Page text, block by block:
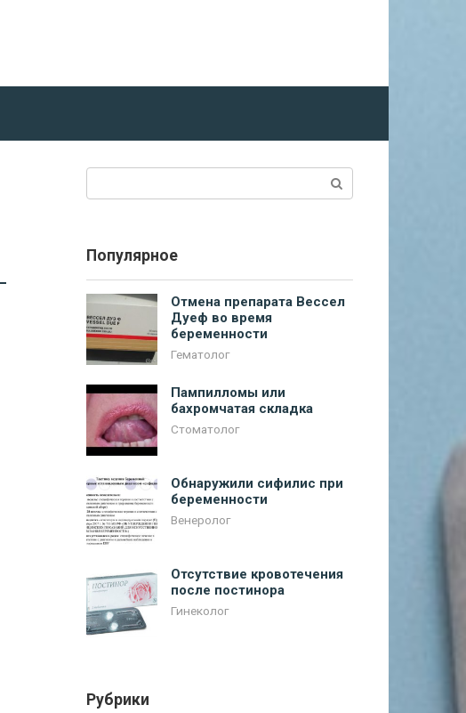
Популярное
Отмена препарата Вессел
Дуеф во время
беременности
Гематолог
Пампилломы или
бахромчатая складка
Стоматолог
Обнаружили сифилис при
беременности
Венеролог
Отсутствие кровотечения
после постинора
Гинеколог
Рубрики